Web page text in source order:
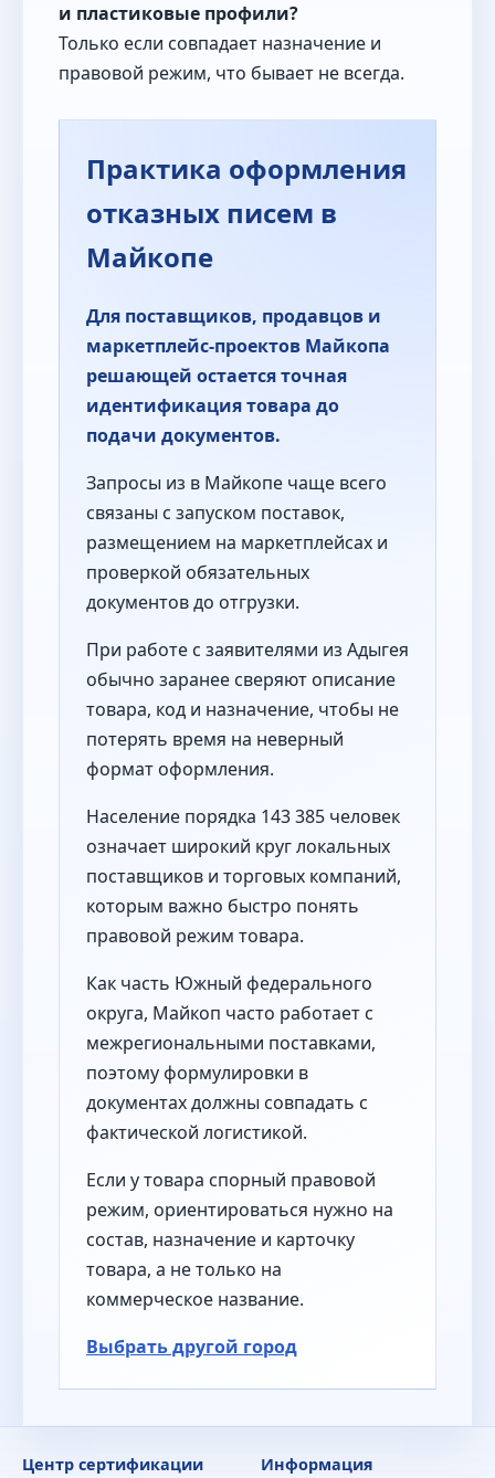
и пластиковые профили?
Только если совпадает назначение и
правовой режим, что бывает не всегда.
Практика оформления
отказных писем в
Майкопе
Для поставщиков, продавцов и
маркетплейс-проектов Майкопа
решающей остается точная
идентификация товара до
подачи документов.
Запросы из в Майкопе чаще всего
связаны с запуском поставок,
размещением на маркетплейсах и
проверкой обязательных
документов до отгрузки.
При работе с заявителями из Адыгея
обычно заранее сверяют описание
товара, код и назначение, чтобы не
потерять время на неверный
формат оформления.
Население порядка 143 385 человек
означает широкий круг локальных
поставщиков и торговых компаний,
которым важно быстро понять
правовой режим товара.
Как часть Южный федерального
округа, Майкоп часто работает с
межрегиональными поставками,
поэтому формулировки в
документах должны совпадать с
фактической логистикой.
Если у товара спорный правовой
режим, ориентироваться нужно на
состав, назначение и карточку
товара, а не только на
коммерческое название.
Выбрать другой город
Центр сертификации
Информация